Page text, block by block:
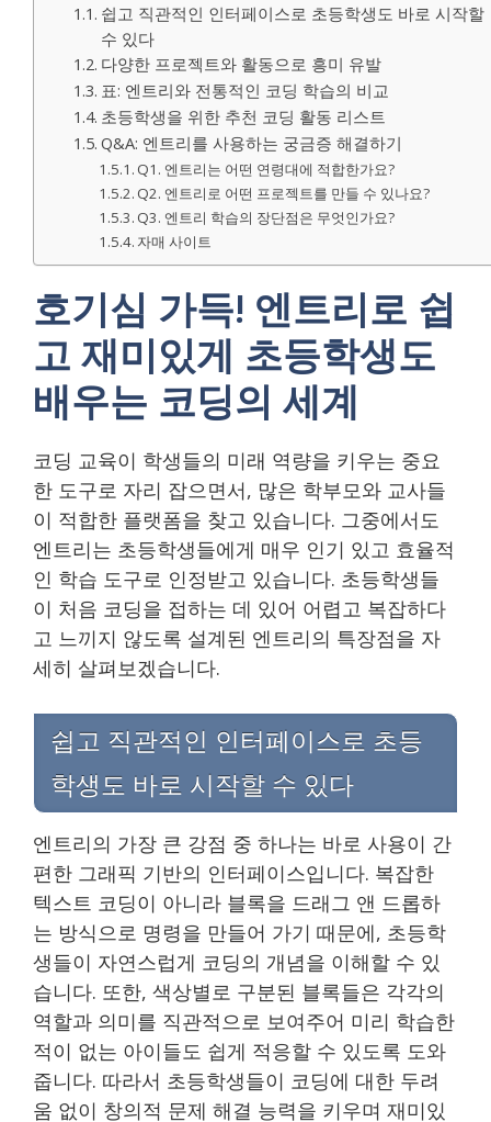
쉽고 직관적인 인터페이스로 초등학생도 바로 시작할
수 있다
다양한 프로젝트와 활동으로 흥미 유발
표: 엔트리와 전통적인 코딩 학습의 비교
초등학생을 위한 추천 코딩 활동 리스트
Q&A: 엔트리를 사용하는 궁금증 해결하기
Q1. 엔트리는 어떤 연령대에 적합한가요?
Q2. 엔트리로 어떤 프로젝트를 만들 수 있나요?
Q3. 엔트리 학습의 장단점은 무엇인가요?
자매 사이트
호기심 가득! 엔트리로 쉽
고 재미있게 초등학생도
배우는 코딩의 세계
코딩 교육이 학생들의 미래 역량을 키우는 중요
한 도구로 자리 잡으면서, 많은 학부모와 교사들
이 적합한 플랫폼을 찾고 있습니다. 그중에서도
엔트리는 초등학생들에게 매우 인기 있고 효율적
인 학습 도구로 인정받고 있습니다. 초등학생들
이 처음 코딩을 접하는 데 있어 어렵고 복잡하다
고 느끼지 않도록 설계된 엔트리의 특장점을 자
세히 살펴보겠습니다.
쉽고 직관적인 인터페이스로 초등
학생도 바로 시작할 수 있다
엔트리의 가장 큰 강점 중 하나는 바로 사용이 간
편한 그래픽 기반의 인터페이스입니다. 복잡한
텍스트 코딩이 아니라 블록을 드래그 앤 드롭하
는 방식으로 명령을 만들어 가기 때문에, 초등학
생들이 자연스럽게 코딩의 개념을 이해할 수 있
습니다. 또한, 색상별로 구분된 블록들은 각각의
역할과 의미를 직관적으로 보여주어 미리 학습한
적이 없는 아이들도 쉽게 적응할 수 있도록 도와
줍니다. 따라서 초등학생들이 코딩에 대한 두려
움 없이 창의적 문제 해결 능력을 키우며 재미있